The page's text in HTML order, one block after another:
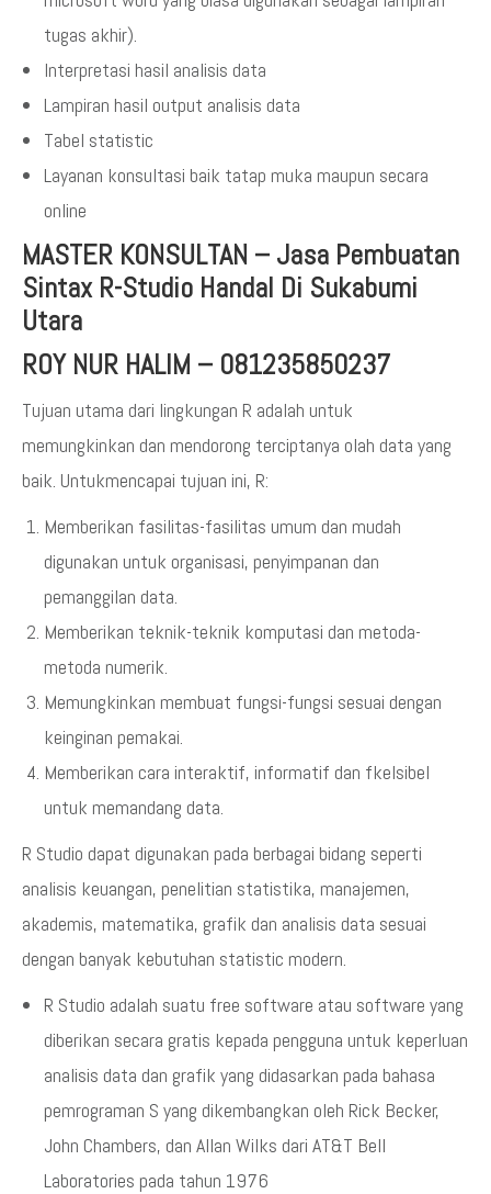
tugas akhir).
Interpretasi hasil analisis data
Lampiran hasil output analisis data
Tabel statistic
Layanan konsultasi baik tatap muka maupun secara
online
MASTER KONSULTAN – Jasa Pembuatan
Sintax R-Studio Handal Di Sukabumi
Utara
ROY NUR HALIM – 081235850237
Tujuan utama dari lingkungan R adalah untuk
memungkinkan dan mendorong terciptanya olah data yang
baik. Untukmencapai tujuan ini, R:
Memberikan fasilitas-fasilitas umum dan mudah
digunakan untuk organisasi, penyimpanan dan
pemanggilan data.
Memberikan teknik-teknik komputasi dan metoda-
metoda numerik.
Memungkinkan membuat fungsi-fungsi sesuai dengan
keinginan pemakai.
Memberikan cara interaktif, informatif dan fkelsibel
untuk memandang data.
R Studio dapat digunakan pada berbagai bidang seperti
analisis keuangan, penelitian statistika, manajemen,
akademis, matematika, grafik dan analisis data sesuai
dengan banyak kebutuhan statistic modern.
R Studio adalah suatu free software atau software yang
diberikan secara gratis kepada pengguna untuk keperluan
analisis data dan grafik yang didasarkan pada bahasa
pemrograman S yang dikembangkan oleh Rick Becker,
John Chambers, dan Allan Wilks dari AT&T Bell
Laboratories pada tahun 1976